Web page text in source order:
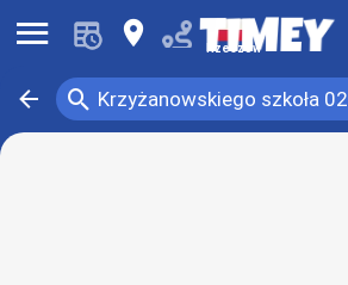
󰍜 󰍎 Rzeszów
󰁍 Krzyżanowskiego szkoła 02
󰍉